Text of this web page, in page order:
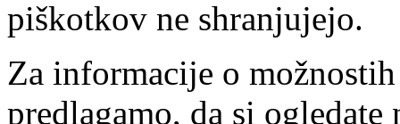
piškotkov ne shranjujejo.
Za informacije o
predlagamo, da si ogledate